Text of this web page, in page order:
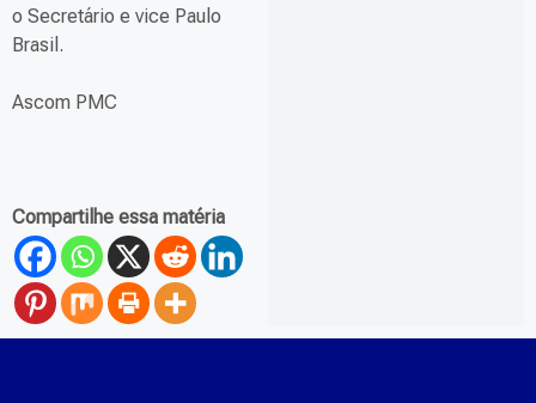
o Secretário e vice Paulo
Brasil.
Ascom PMC
Compartilhe essa matéria